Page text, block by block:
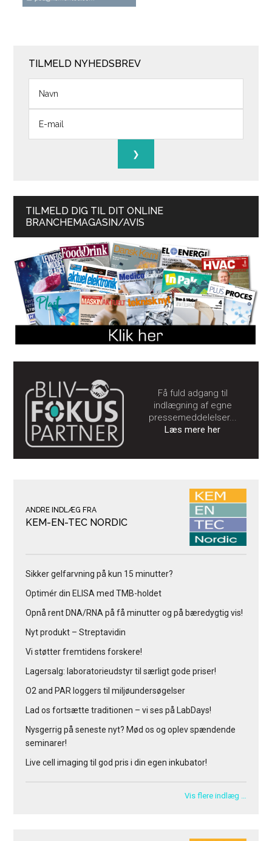
TILMELD NYHEDSBREV
TILMELD DIG TIL DIT ONLINE
BRANCHEMAGASIN/AVIS
Få fuld adgang til
indlægning af egne
pressemeddelelser...
Læs mere her
ANDRE INDLÆG FRA
KEM-EN-TEC NORDIC
Sikker gelfarvning på kun 15 minutter?
Optimér din ELISA med TMB-holdet
Opnå rent DNA/RNA på få minutter og på bæredygtig vis!
Nyt produkt – Streptavidin
Vi støtter fremtidens forskere!
Lagersalg: laboratorieudstyr til særligt gode priser!
O2 and PAR loggers til miljøundersøgelser
Lad os fortsætte traditionen – vi ses på LabDays!
Nysgerrig på seneste nyt? Mød os og oplev spændende
seminarer!
Live cell imaging til god pris i din egen inkubator!
Vis flere indlæg …